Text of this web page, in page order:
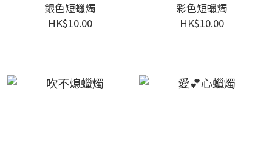
銀色短蠟燭
HK$10.00
彩色短蠟燭
HK$10.00